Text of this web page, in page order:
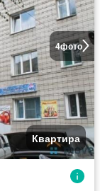
4фото
Квартира